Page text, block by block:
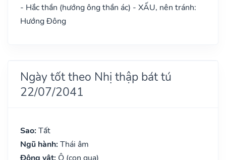
- Hắc thần (hướng ông thần ác) - XẤU, nên tránh:
Hướng Đông
Ngày tốt theo Nhị thập bát tú
22/07/2041
Sao: Tất
Ngũ hành: Thái âm